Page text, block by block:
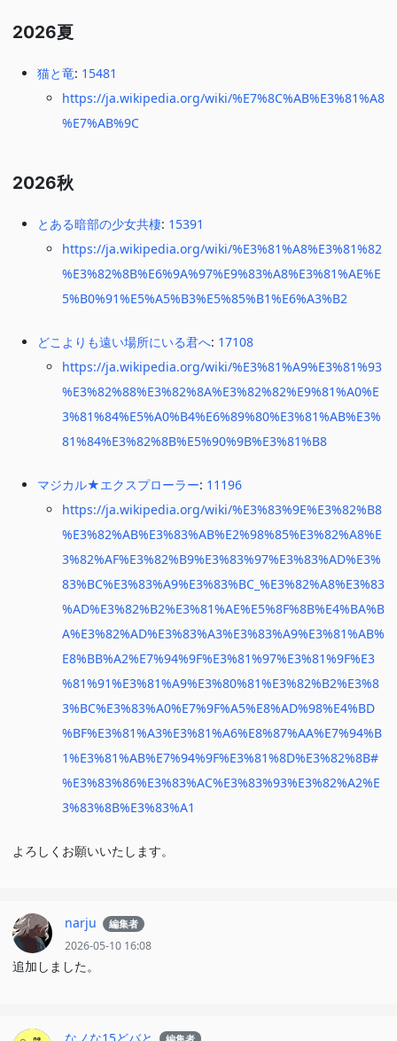
2026夏
猫と竜: 15481
https://ja.wikipedia.org/wiki/%E7%8C%AB%E3%81%A8
%E7%AB%9C
2026秋
とある暗部の少女共棲: 15391
https://ja.wikipedia.org/wiki/%E3%81%A8%E3%81%82
%E3%82%8B%E6%9A%97%E9%83%A8%E3%81%AE%E
5%B0%91%E5%A5%B3%E5%85%B1%E6%A3%B2
どこよりも遠い場所にいる君へ: 17108
https://ja.wikipedia.org/wiki/%E3%81%A9%E3%81%93
%E3%82%88%E3%82%8A%E3%82%82%E9%81%A0%E
3%81%84%E5%A0%B4%E6%89%80%E3%81%AB%E3%
81%84%E3%82%8B%E5%90%9B%E3%81%B8
マジカル★エクスプローラー: 11196
https://ja.wikipedia.org/wiki/%E3%83%9E%E3%82%B8
%E3%82%AB%E3%83%AB%E2%98%85%E3%82%A8%E
3%82%AF%E3%82%B9%E3%83%97%E3%83%AD%E3%
83%BC%E3%83%A9%E3%83%BC_%E3%82%A8%E3%83
%AD%E3%82%B2%E3%81%AE%E5%8F%8B%E4%BA%B
A%E3%82%AD%E3%83%A3%E3%83%A9%E3%81%AB%
E8%BB%A2%E7%94%9F%E3%81%97%E3%81%9F%E3
%81%91%E3%81%A9%E3%80%81%E3%82%B2%E3%8
3%BC%E3%83%A0%E7%9F%A5%E8%AD%98%E4%BD
%BF%E3%81%A3%E3%81%A6%E8%87%AA%E7%94%B
1%E3%81%AB%E7%94%9F%E3%81%8D%E3%82%8B#
%E3%83%86%E3%83%AC%E3%83%93%E3%82%A2%E
3%83%8B%E3%83%A1
よろしくお願いいたします。
narju 編集者
2026-05-10 16:08
追加しました。
なノな15どバと